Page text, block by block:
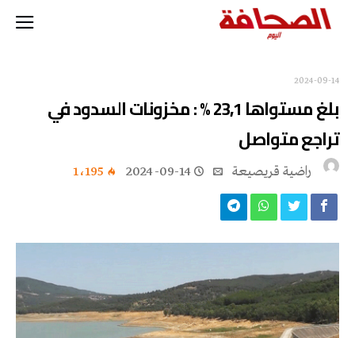
2024-09-14
بلغ مستواها 23,1 % : مخزونات السدود في
تراجع متواصل
راضية قريصيعة 2024-09-14 1٬195